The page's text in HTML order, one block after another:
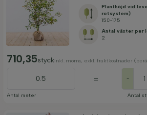
Planthöjd vid
rotsystem)
150-175
Antal växter per
2
710,35styckinkl. moms, exkl. fraktkostnader
Antal meter
= -
Antal